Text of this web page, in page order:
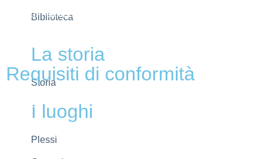
Biblioteca
La storia
Storia
I luoghi
Plessi
Iscrizioni Online
Requisiti di conformità
Privacy Policy
Dichiarazione di accessibilità